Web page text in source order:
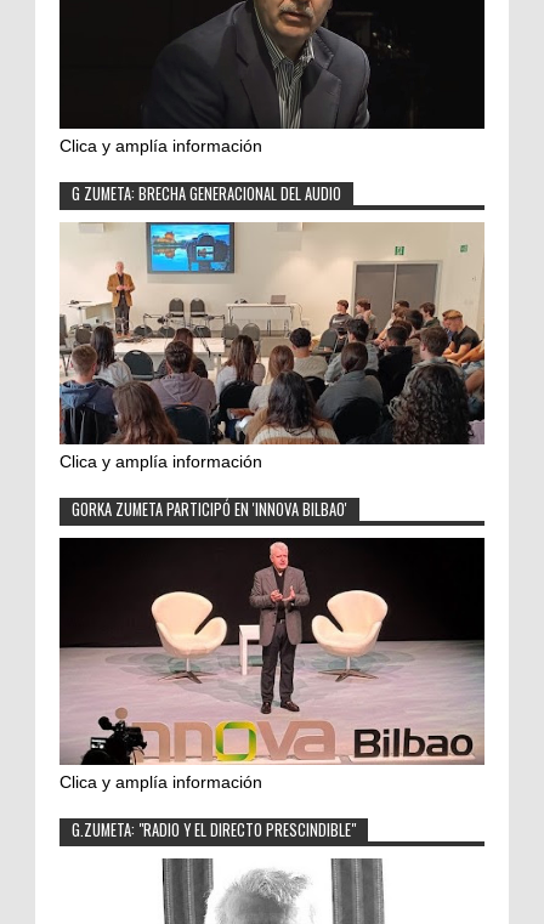
Clica y amplía información
G ZUMETA: BRECHA GENERACIONAL DEL AUDIO
Clica y amplía información
GORKA ZUMETA PARTICIPÓ EN 'INNOVA BILBAO'
Clica y amplía información
G.ZUMETA: "RADIO Y EL DIRECTO PRESCINDIBLE"